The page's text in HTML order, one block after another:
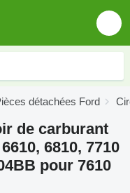
détachées Ford
de carburant
6810, 7710
pour 7610